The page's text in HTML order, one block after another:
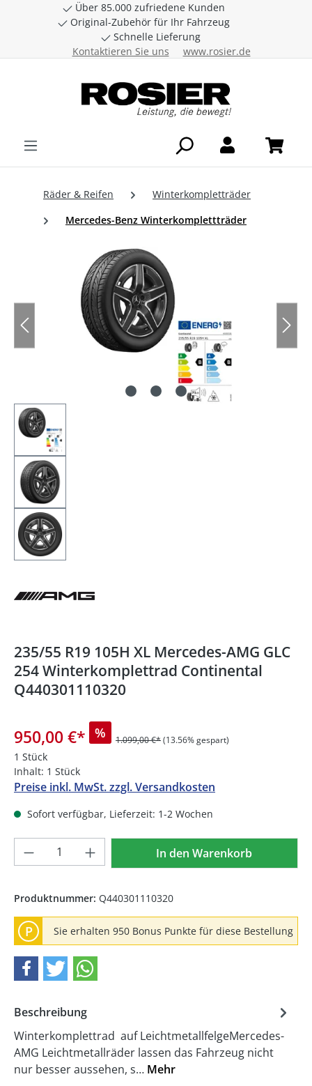
Zum Hauptinhalt springen
Über 85.000 zufriedene Kunden
Original-Zubehör für Ihr Fahrzeug
Schnelle Lieferung
Kontaktieren Sie uns
www.rosier.de
Räder & Reifen
Winterkompletträder
Mercedes-Benz Winterkomplettträder
Bildergalerie überspringen
235/55 R19 105H XL Mercedes-AMG GLC
254 Winterkomplettrad Continental
Q440301110320
950,00 €* % 1.099,00 €*(13.56% gespart)
1 Stück
Inhalt: 1 Stück
Preise inkl. MwSt. zzgl. Versandkosten
Sofort verfügbar, Lieferzeit: 1-2 Wochen
Produkt Anzahl: Gib denIn den Warenkorb
Produktnummer: Q440301110320
P Sie erhalten 950 Bonus Punkte für diese Bestellung
Beschreibung
Winterkomplettrad auf LeichtmetallfelgeMercedes-
AMG Leichtmetallräder lassen das Fahrzeug nicht
nur besser aussehen, s… Mehr